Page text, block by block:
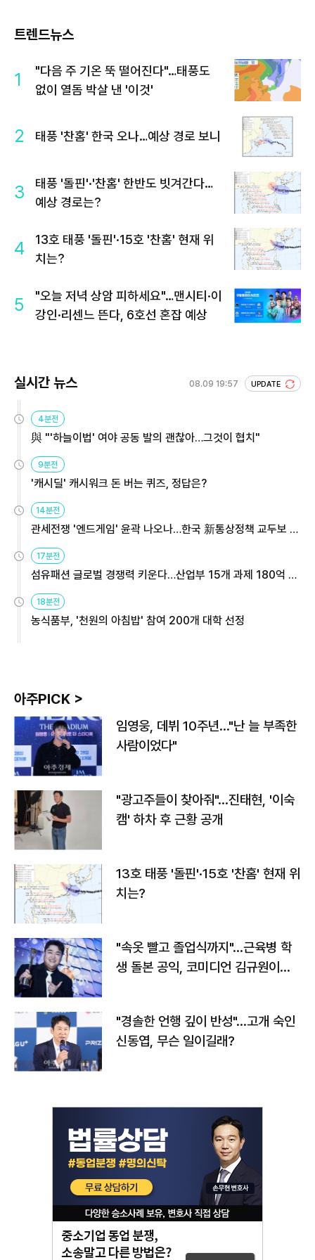
트렌드뉴스
1
"다음 주 기온 뚝 떨어진다"…태풍도
없이 열돔 박살 낸 '이것'
2 태풍 '찬홈' 한국 오나…예상 경로 보니
3
태풍 '돌핀'·'찬홈' 한반도 빗겨간다…
예상 경로는?
4
13호 태풍 '돌핀'·15호 '찬홈' 현재 위
치는?
5
"오늘 저녁 상암 피하세요"…맨시티·이
강인·리센느 뜬다, 6호선 혼잡 예상
실시간 뉴스 08.09 19:57 UPDATE
4분전
與 "'하늘이법' 여야 공동 발의 괜찮아…그것이 협치"
9분전
'캐시딜' 캐시워크 돈 버는 퀴즈, 정답은?
14분전
관세전쟁 '엔드게임' 윤곽 나오나…한국 新통상정책 교두보 활
용해야
17분전
섬유패션 글로벌 경쟁력 키운다…산업부 15개 과제 180억 지
원
18분전
농식품부, '천원의 아침밥' 참여 200개 대학 선정
아주PICK >
임영웅, 데뷔 10주년…"난 늘 부족한
사람이었다"
"광고주들이 찾아줘"…진태현, '이숙
캠' 하차 후 근황 공개
13호 태풍 '돌핀'·15호 '찬홈' 현재 위
치는?
"속옷 빨고 졸업식까지"…근육병 학
생 돌본 공익, 코미디언 김규원이었
"경솔한 언행 깊이 반성"…고개 숙인
신동엽, 무슨 일이길래?